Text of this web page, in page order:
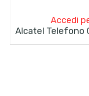
Accedi